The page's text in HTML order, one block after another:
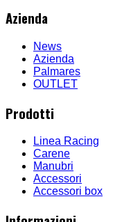
Azienda
News
Azienda
Palmares
OUTLET
Prodotti
Linea Racing
Carene
Manubri
Accessori
Accessori box